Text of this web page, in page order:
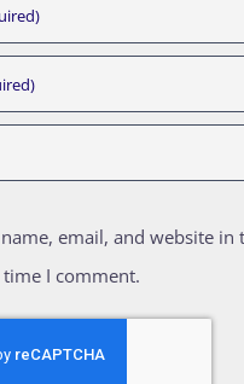
email, and website in
I comment.